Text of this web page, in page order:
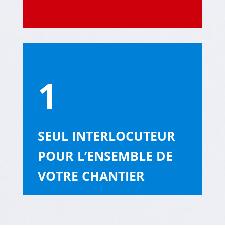
1
SEUL INTERLOCUTEUR
POUR L’ENSEMBLE DE
VOTRE CHANTIER